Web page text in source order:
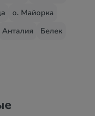
о. Майорка
Анталия
Белек